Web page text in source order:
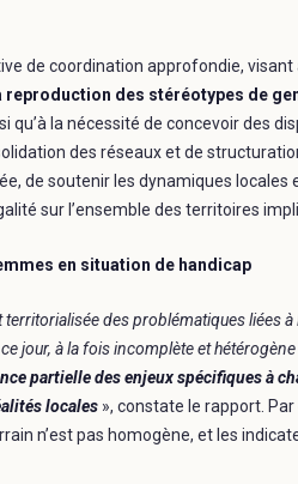
de coordination approfondie, visant
reproduction des stéréotypes de
qu’à la nécessité de concevoir des
des réseaux et de
de soutenir les dynamiques locales
sur l’ensemble des territoires
en situation de handicap
des problématiques liées
jour, à la fois incomplète et
partielle des enjeux spécifiques à
locales », constate le rapport.
n’est pas homogène, et les